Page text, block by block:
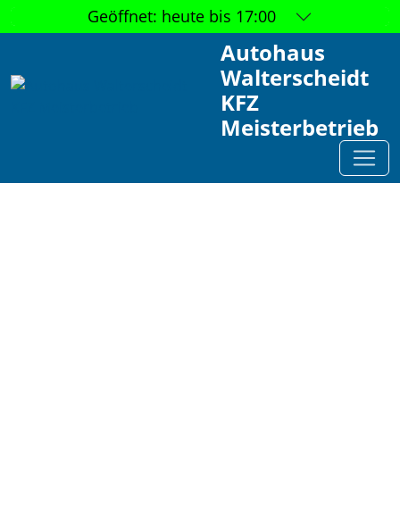
Geöffnet: heute bis 17:00
Autohaus
Walterscheidt
KFZ
Meisterbetrieb